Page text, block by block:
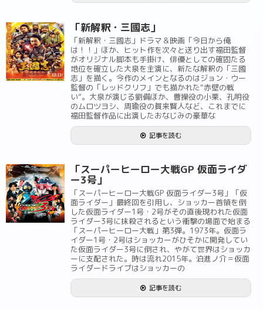
「新解釈・三國志」
「新解釈・三國志」ドラマ＆映画「今日から俺
は！！」ほか、ヒット作を次々と送り出す福田監督
がオリジナル脚本も手掛け、俳優としての確固たる
地位を確立した大泉を主演に、新たな解釈の「三國
志」を描く。今作のメインとなるのはジョン・ウー
監督の「レッドクリフ」でも描かれた“赤壁の戦
い”。大泉が演じる劉備ほか、曹操役の小栗、孔明役
のムロツヨシ、周瑜役の賀来賢人など、これまでに
福田監督作品に出演したおなじみの豪華な
記事を読む
「スーパーヒーロー大戦GP 仮面ライダ
ー3号」
「スーパーヒーロー大戦GP 仮面ライダー3号」「仮
面ライダー」最終回を引用し、ショッカー首領を倒
した仮面ライダー1号・2号がその直後現われた仮面
ライダー3号に抹殺されるという衝撃の場面で始まる
「スーパーヒーロー大戦」第3弾。1973年。仮面ラ
イダー1号・2号はショッカーがひそかに開発してい
た仮面ライダー3号に倒され、やがて世界はショッカ
ーに支配された。時は流れ2015年。泊進ノ介＝仮面
ライダードライブはショッカーの
記事を読む